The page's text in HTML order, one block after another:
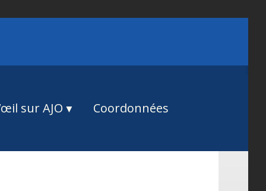
sur AJO Coordonnées